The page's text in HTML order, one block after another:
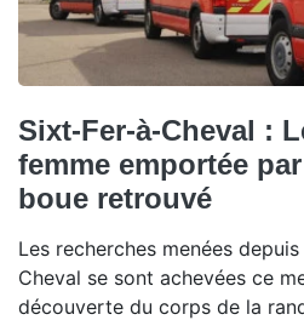
Sixt-Fer-à-Cheval :
femme emportée
boue retrouvé
Les recherches menées
Cheval se sont achevées ce
découverte du corps de la